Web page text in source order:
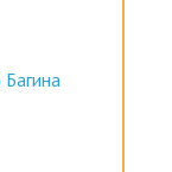
врачом